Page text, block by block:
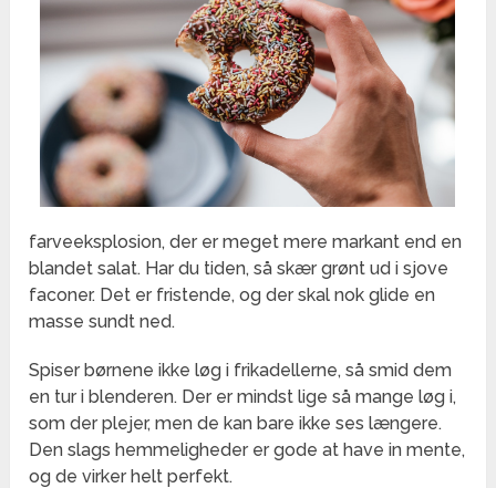
farveeksplosion, der er meget mere markant end en
blandet salat. Har du tiden, så skær grønt ud i sjove
faconer. Det er fristende, og der skal nok glide en
masse sundt ned.
Spiser børnene ikke løg i frikadellerne, så smid dem
en tur i blenderen. Der er mindst lige så mange løg i,
som der plejer, men de kan bare ikke ses længere.
Den slags hemmeligheder er gode at have in mente,
og de virker helt perfekt.